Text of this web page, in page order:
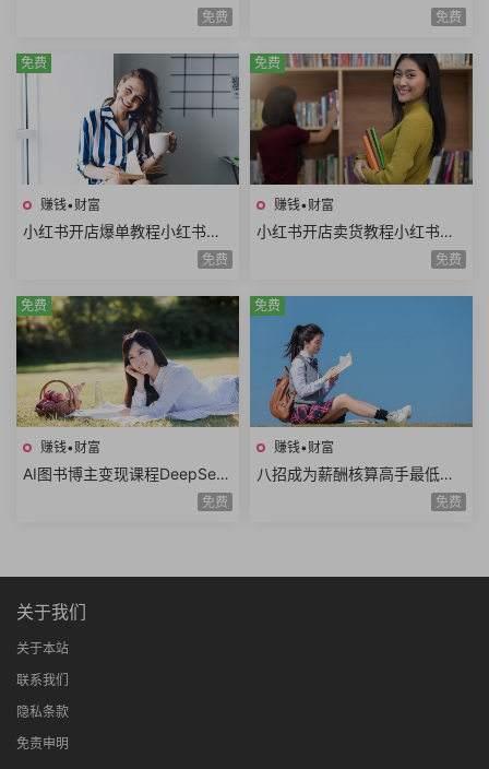
划高清视频拍摄AI类APP使用
免费
修复动作视频说话视频黑白照
免费
赚钱•财富
小红书开店爆单教程小红书店
铺矩阵寻找爆品淘宝选品拼多
免费
免费
赚钱•财富
小红书开店卖货教程小红书日
常运营对标同行小红书店铺管
免费
免费
赚钱•财富
AI图书博主变现课程DeepSee
k生成原创图片爆款内容文案图
免费
免费
赚钱•财富
八招成为薪酬核算高手最低工
资个人所得税经济补偿金绩效
薪资考勤薪资薪酬管理8课时
免费
免费
关于我们
关于本站
联系我们
隐私条款
免责申明